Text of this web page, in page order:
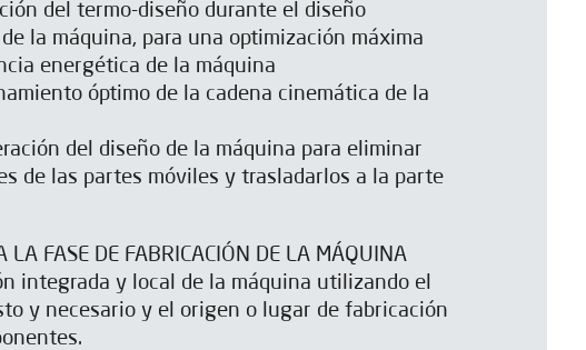
del termo-diseño durante el diseño
la máquina, para una optimización máxima
energética de la máquina
óptimo de la cadena cinemática de la
del diseño de la máquina para eliminar
de las partes móviles y trasladarlos a la parte
LA FASE DE FABRICACIÓN DE LA MÁQUINA
integrada y local de la máquina utilizando el
y necesario y el origen o lugar de fabricación